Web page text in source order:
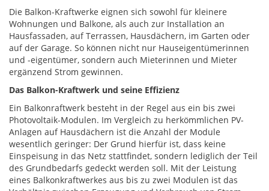
Die Balkon-Kraftwerke eignen sich sowohl für kleinere
Wohnungen und Balkone, als auch zur Installation an
Hausfassaden, auf Terrassen, Hausdächern, im Garten oder
auf der Garage. So können nicht nur Hauseigentümerinnen
und -eigentümer, sondern auch Mieterinnen und Mieter
ergänzend Strom gewinnen.
Das Balkon-Kraftwerk und seine Effizienz
Ein Balkonraftwerk besteht in der Regel aus ein bis zwei
Photovoltaik-Modulen. Im Vergleich zu herkömmlichen PV-
Anlagen auf Hausdächern ist die Anzahl der Module
wesentlich geringer: Der Grund hierfür ist, dass keine
Einspeisung in das Netz stattfindet, sondern lediglich der Teil
des Grundbedarfs gedeckt werden soll. Mit der Leistung
eines Balkonkraftwerkes aus bis zu zwei Modulen ist das